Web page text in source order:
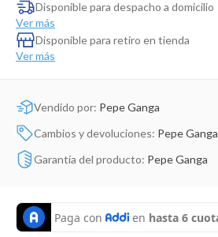
Disponible para despacho a domicilio
Ver más
Disponible para retiro en tienda
Ver más
Vendido por: Pepe Ganga
Cambios y devoluciones: Pepe Ganga
Garantía del producto: Pepe Ganga
Dinosaurio Juguete